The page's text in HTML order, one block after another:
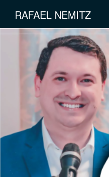
RAFAEL NEMITZ